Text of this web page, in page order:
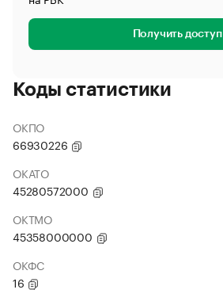
Получить доступ
Коды статистики
ОКПО
66930226
ОКАТО
45280572000
ОКТМО
45358000000
ОКФС
16